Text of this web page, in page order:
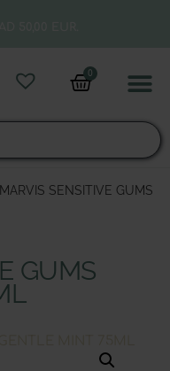
0
SENSITIVE GUMS
GUMS